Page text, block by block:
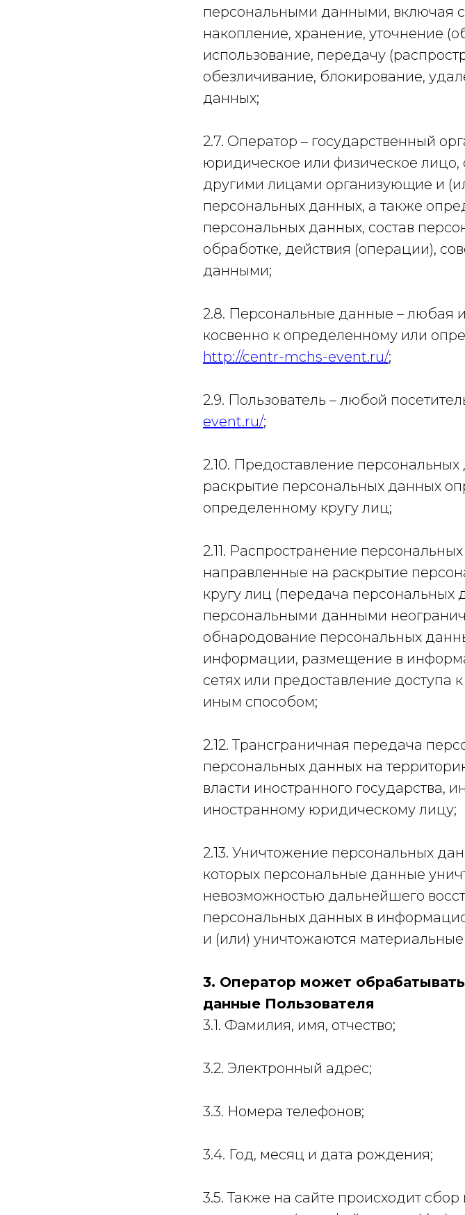
персональными данными, включая
накопление, хранение, уточнение
использование, передачу
обезличивание, блокирование,
данных;
2.7. Оператор – государственный
юридическое или физическое лицо,
другими лицами организующие и
персональных данных, а также
персональных данных, состав
обработке, действия (операции),
данными;
2.8. Персональные данные – любая
косвенно к определенному или
http://centr-mchs-event.ru/;
2.9. Пользователь – любой
event.ru/;
2.10. Предоставление
раскрытие персональных данных
определенному кругу лиц;
2.11. Распространение
направленные на раскрытие
кругу лиц (передача персональных
персональными данными
обнародование персональных
информации, размещение в
сетях или предоставление
иным способом;
2.12. Трансграничная передача
персональных данных на
власти иностранного государства,
иностранному юридическому лицу;
2.13. Уничтожение персональных
которых персональные данные
невозможностью дальнейшего
персональных данных в
и (или) уничтожаются
3. Оператор может
данные Пользователя
3.1. Фамилия, имя, отчество;
3.2. Электронный адрес;
3.3. Номера телефонов;
3.4. Год, месяц и дата рождения;
3.5. Также на сайте происходит